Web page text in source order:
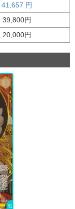
41,657 円
39,800円
20,000円